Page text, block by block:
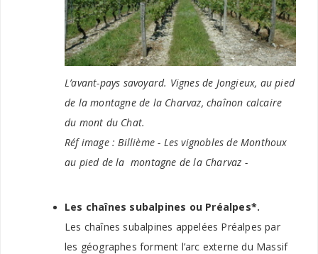
L’avant-pays savoyard. Vignes de Jongieux, au pied
de la montagne de la Charvaz, chaînon calcaire
du mont du Chat.
Réf image : Billième - Les vignobles de Monthoux
au pied de la montagne de la Charvaz -
Les chaînes subalpines ou Préalpes*.
Les chaînes subalpines appelées Préalpes par
les géographes forment l’arc externe du Massif